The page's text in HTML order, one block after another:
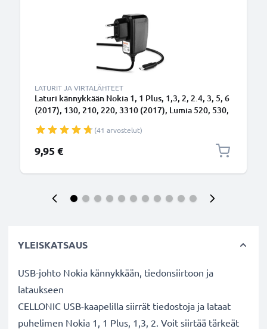
LATURIT JA VIRTALÄHTEET
Laturi kännykkään Nokia 1, 1 Plus, 1,3, 2, 2.4, 3, 5, 6
(2017), 130, 210, 220, 3310 (2017), Lumia 520, 530,
latausjohto, laturi(41 arvostelut)
9,95 €
YLEISKATSAUS
USB-johto Nokia kännykkään, tiedonsiirtoon ja
lataukseen
CELLONIC USB-kaapelilla siirrät tiedostoja ja lataat
puhelimen Nokia 1, 1 Plus, 1,3, 2. Voit siirtää tärkeät